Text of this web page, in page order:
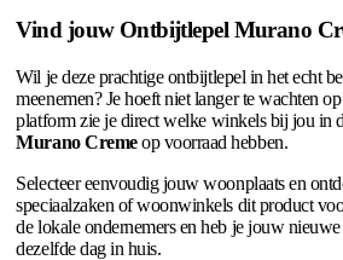
Vind jouw Ontbijtlepel Murano
Wil je deze prachtige ontbijtlepel in het echt
meenemen? Je hoeft niet langer te wachten
platform zie je direct welke winkels bij jou in
Murano Cremeop voorraad hebben.
Selecteer eenvoudig jouw woonplaats en
speciaalzaken of woonwinkels dit product
de lokale ondernemers en heb je jouw
dezelfde dag in huis.